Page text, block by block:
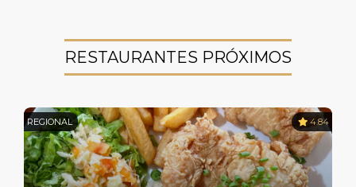
RESTAURANTES PRÓXIMOS
REGIONAL 4.84